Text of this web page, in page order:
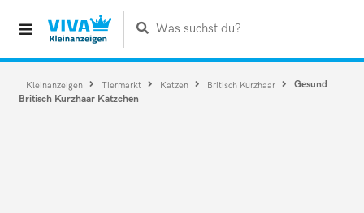
Was suchst du?
Kleinanzeigen Tiermarkt Katzen Britisch Kurzhaar
Gesund
Britisch Kurzhaar Katzchen